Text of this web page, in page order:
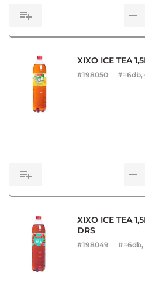
XIXO ICE TEA
#198050
XIXO ICE TEA
DRS
#198049